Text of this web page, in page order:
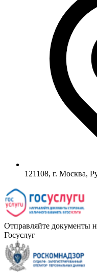
121108, г. Москва,
Отправляйте документы
Госуслуг